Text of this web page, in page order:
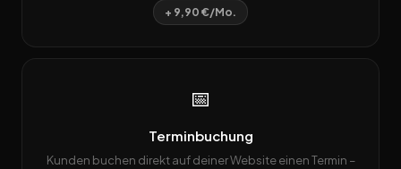
+ 9,90 €/Mo.
📅
Terminbuchung
Kunden buchen direkt auf deiner Website einen Termin –